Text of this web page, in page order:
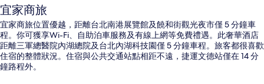
宜家商旅
宜家商旅位置優越，距離台北南港展覽館及饒和街觀光夜市僅 5 分鐘車
程。你可獲享Wi-Fi、自助泊車服務及有線上網等免費禮遇。此奢華酒店
距離三軍總醫院內湖總院及台北內湖科技園僅 5 分鐘車程。旅客都很喜歡
住宿的整體狀況。住宿與公共交通站點相距不遠，捷運文德站僅在 14 分
鐘路程外。